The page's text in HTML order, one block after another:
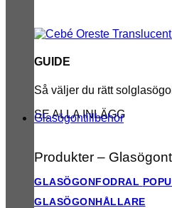
GUIDE
Så väljer du rätt
SE ALLA INLÄGG
Glasögontillbehör
Produkter –
GLASÖGONFODRAL
GLASÖGONHÅLLARE